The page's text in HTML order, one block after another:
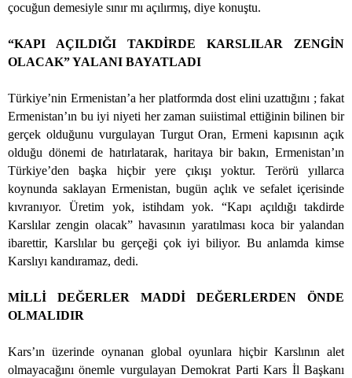
çocuğun demesiyle sınır mı açılırmış, diye konuştu.
“KAPI AÇILDIĞI TAKDİRDE KARSLILAR ZENGİN
OLACAK” YALANI BAYATLADI
Türkiye’nin Ermenistan’a her platformda dost elini uzattığını ; fakat
Ermenistan’ın bu iyi niyeti her zaman suiistimal ettiğinin bilinen bir
gerçek olduğunu vurgulayan Turgut Oran, Ermeni kapısının açık
olduğu dönemi de hatırlatarak, haritaya bir bakın, Ermenistan’ın
Türkiye’den başka hiçbir yere çıkışı yoktur. Terörü yıllarca
koynunda saklayan Ermenistan, bugün açlık ve sefalet içerisinde
kıvranıyor. Üretim yok, istihdam yok. “Kapı açıldığı takdirde
Karslılar zengin olacak” havasının yaratılması koca bir yalandan
ibarettir, Karslılar bu gerçeği çok iyi biliyor. Bu anlamda kimse
Karslıyı kandıramaz, dedi.
MİLLİ DEĞERLER MADDİ DEĞERLERDEN ÖNDE
OLMALIDIR
Kars’ın üzerinde oynanan global oyunlara hiçbir Karslının alet
olmayacağını önemle vurgulayan Demokrat Parti Kars İl Başkanı